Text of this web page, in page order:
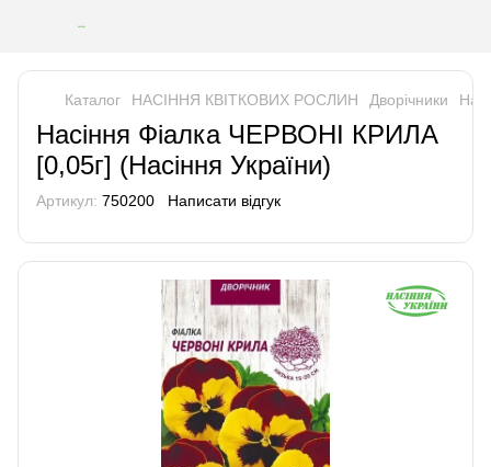
Каталог НАСІННЯ КВІТКОВИХ РОСЛИН Дворічники
Насіння Фіалка ЧЕРВОНІ КРИЛА
[0,05г] (Насіння України)
Артикул: 750200 Написати відгук